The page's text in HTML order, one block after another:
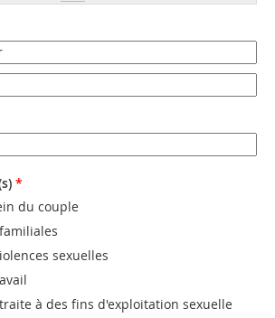
*
du couple
sexuelles
à des fins d'exploitation sexuelle